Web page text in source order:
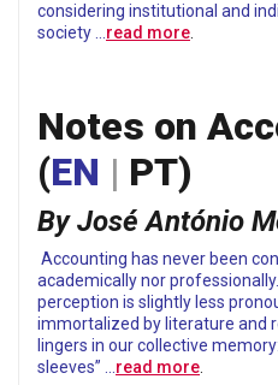
considering institutional and
society …read more.
Notes on
(EN | PT)
By José António
Accounting has never been
academically nor
perception is slightly less
immortalized by literature and
lingers in our collective
sleeves” …read more.